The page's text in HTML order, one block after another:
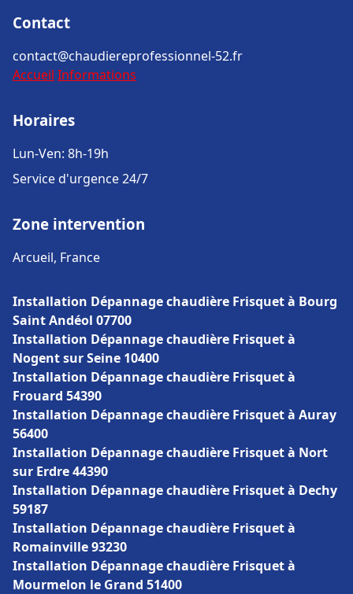
Contact
contact@chaudiereprofessionnel-52.fr
Accueil Informations
Horaires
Lun-Ven: 8h-19h
Service d'urgence 24/7
Zone intervention
Arcueil, France
Installation Dépannage chaudière Frisquet à Bourg
Saint Andéol 07700
Installation Dépannage chaudière Frisquet à
Nogent sur Seine 10400
Installation Dépannage chaudière Frisquet à
Frouard 54390
Installation Dépannage chaudière Frisquet à Auray
56400
Installation Dépannage chaudière Frisquet à Nort
sur Erdre 44390
Installation Dépannage chaudière Frisquet à Dechy
59187
Installation Dépannage chaudière Frisquet à
Romainville 93230
Installation Dépannage chaudière Frisquet à
Mourmelon le Grand 51400